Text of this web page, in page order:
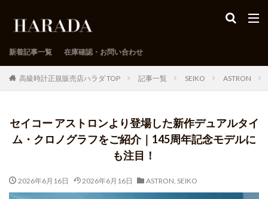
新着記事一覧 在庫確認・お問い合わせ
高級時計正規販売店ハラダ TOP 記事一覧 SEIKO ASTRON
セイコー アストロンより登場した新作デュアルタイ
ム・クロノグラフをご紹介｜145周年記念モデルに
も注目！
2026年6月16日 2026年6月16日 ASTRON, SEIKO